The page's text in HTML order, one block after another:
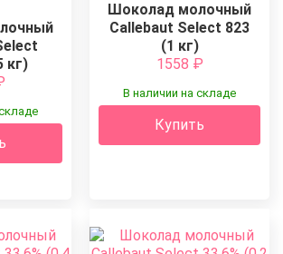
кг)
Шоколад молочный
Callebaut Select 823
(1 кг)
1558 ₽
В наличии на складе
Купить